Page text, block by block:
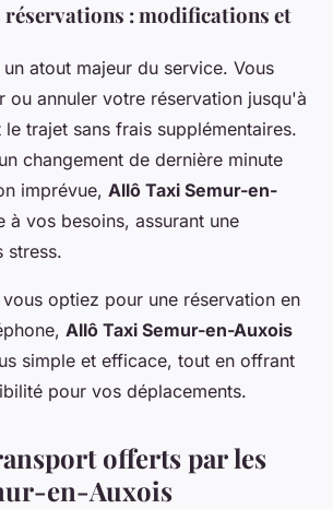
: modifications et
atout majeur du service. Vous
ou annuler votre réservation jusqu'à
le trajet sans frais supplémentaires.
changement de dernière minute
imprévue, Allô Taxi Semur-en-
à vos besoins, assurant une
stress.
vous optiez pour une réservation en
Allô Taxi Semur-en-Auxois
simple et efficace, tout en offrant
pour vos déplacements.
offerts par les
en-Auxois